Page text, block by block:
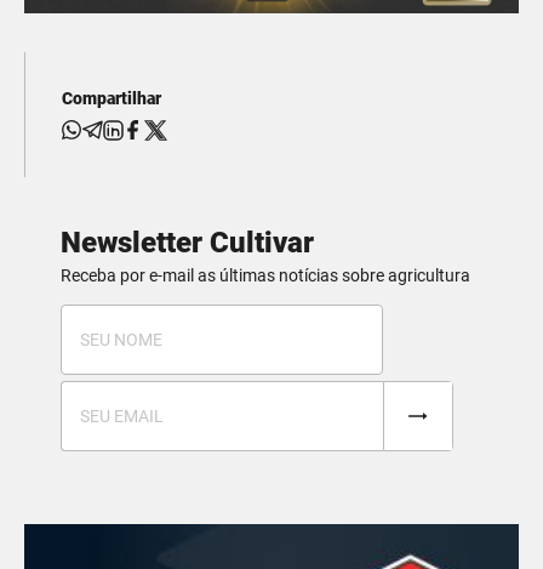
Compartilhar
Newsletter Cultivar
Receba por e-mail as últimas notícias sobre agricultura